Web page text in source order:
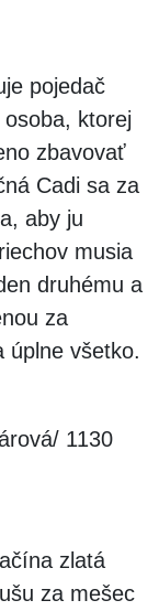
pojedač
ktorej
zbavovať
Cadi sa za
aby ju
musia
druhému a
za
úplne všetko.
1130
zlatá
za mešec